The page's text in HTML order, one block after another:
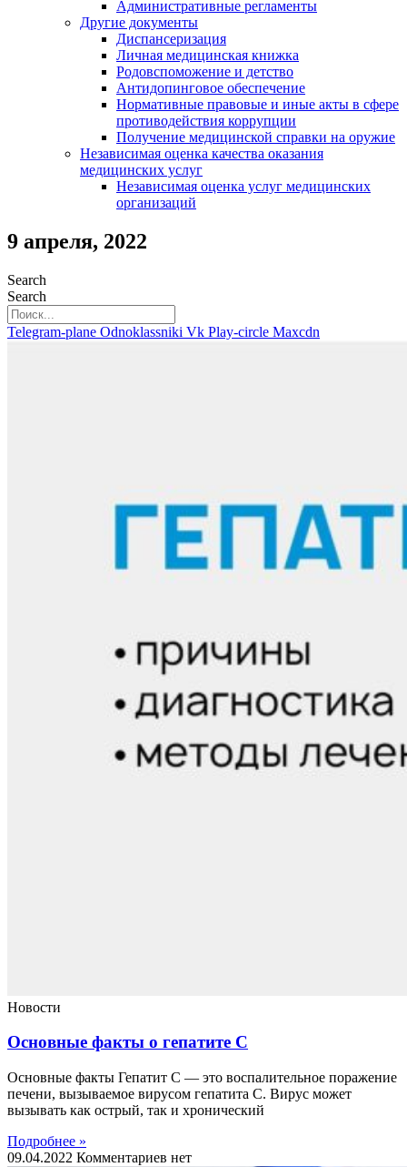
Административные регламенты
Другие документы
Диспансеризация
Личная медицинская книжка
Родовспоможение и детство
Антидопинговое обеспечение
Нормативные правовые и иные акты в сфере
противодействия коррупции
Получение медицинской справки на оружие
Независимая оценка качества оказания
медицинских услуг
Независимая оценка услуг медицинскиx
организаций
9 апреля, 2022
Search
Search
Telegram-plane Odnoklassniki Vk Play-circle Maxcdn
Новости
Основные факты о гепатите С
Основные факты Гепатит С — это воспалительное поражение
печени, вызываемое вирусом гепатита С. Вирус может
вызывать как острый, так и хронический
Подробнее »
09.04.2022 Комментариев нет